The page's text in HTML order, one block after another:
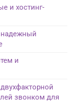
и хостинг-
надежный
и
звонком для